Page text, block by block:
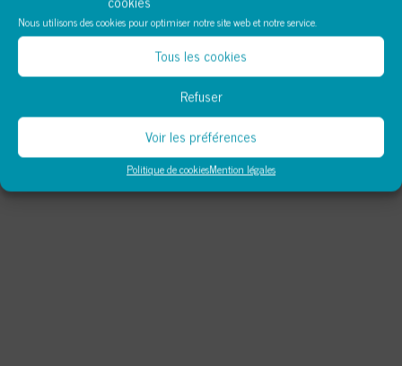
Nous utilisons des cookies pour optimiser notre site web et notre service.
Tous les cookies
Refuser
Voir les préférences
Politique de cookiesMention légales